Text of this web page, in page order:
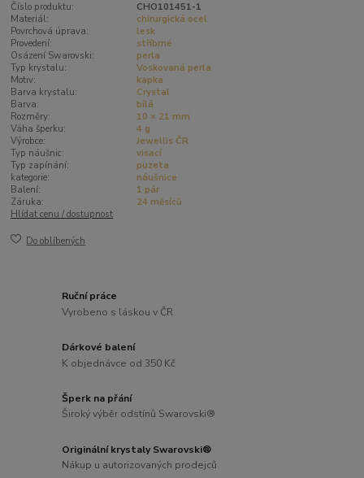
Číslo produktu:
CHO101451-1
Materiál:
chirurgická ocel
Povrchová úprava:
lesk
Provedení:
stříbrné
Osázení Swarovski:
perla
Typ krystalu:
Voskovaná perla
Motiv:
kapka
Barva krystalu:
Crystal
Barva:
bílá
Rozměry:
10 × 21 mm
Váha šperku:
4 g
Výrobce:
Jewellis ČR
Typ náušnic:
visací
Typ zapínání:
puzeta
kategorie:
náušnice
Balení:
1 pár
Záruka:
24 měsíců
Hlídat cenu / dostupnost
Do oblíbených
Ruční práce
Vyrobeno s láskou v ČR
Dárkové balení
K objednávce od 350 Kč
Šperk na přání
Široký výběr odstínů Swarovski®
Originální krystaly Swarovski®
Nákup u autorizovaných prodejců